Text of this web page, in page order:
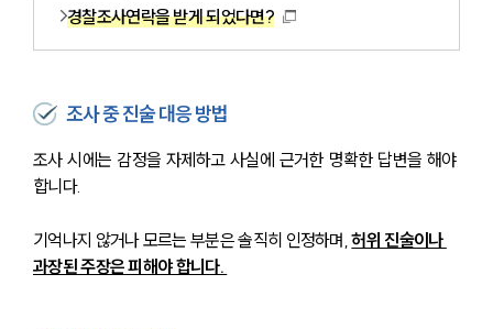
경찰조사연락을 받게 되었다면?
조사 중 진술 대응 방법
조사 시에는 감정을 자제하고 사실에 근거한 명확한 답변을 해야
합니다.
기억나지 않거나 모르는 부분은 솔직히 인정하며, 허위 진술이나
과장된 주장은 피해야 합니다.